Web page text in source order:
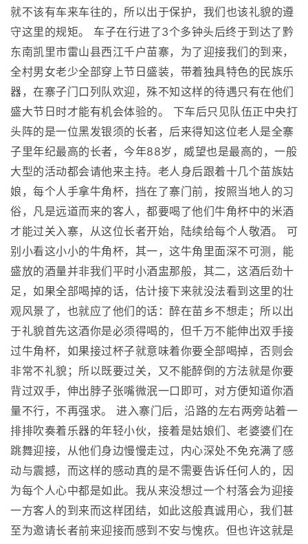
就不该有车来车往的，所以出于保护，我们也该礼貌的遵
守这里的规矩。 车子在行进了3个多钟头后终于到达了黔
东南凯里市雷山县西江千户苗寨，为了迎接我们的到来，
全村男女老少全部穿上节日盛装，带着独具特色的民族乐
器，在寨子门口列队欢迎，殊不知这样的待遇只有在他们
盛大节日时才能有机会体验的。 下车后只见队伍正中央打
头阵的是一位黑发银须的长者，后来得知这位老人是全寨
子里年纪最高的长者，今年88岁，威望也是最高的，一般
大型的活动都会请他来主持。老人身后跟着十几个苗族姑
娘，每个人手拿牛角杯，挡在了寨门前，按照当地人的习
俗，凡是远道而来的客人，都要喝了他们牛角杯中的米酒
才能过关入寨，从这位长者开始，陆续给每个人敬酒。 可
别小看这小小的牛角杯，其一，这牛角里面深不可测，能
盛放的酒量并非我们平时小酒盅那般，其二，这酒后劲十
足，如果全部喝掉的话，估计接下来就没法看到这里的壮
观风景了，也就应了他们的话：醉在苗乡不想走；所以出
于礼貌首先这酒你是必须得喝的，但千万不能伸出双手接
过牛角杯，如果接过杯子就意味着你要全部喝掉，否则会
非常不礼貌；所以既要过关，又不能醉倒的方法就是你要
背过双手，伸出脖子张嘴微泯一口即可，对方便知道你酒
量不行，不再强求。 进入寨门后，沿路的左右两旁站着一
排排吹奏着乐器的年轻小伙，接着是姑娘们、老婆婆们在
跳舞迎接，从他们身边慢慢走过，内心深处不免充满了感
动与震撼，而这样的感动真的是不需要告诉任何人的，因
为每个人心中都是如此。我从来没想过一个村落会为迎接
一方客人的到来而这样团结，如此这般真诚用心，我们甚
至为邀请长者前来迎接而感到不安与愧疚。但也许这就是